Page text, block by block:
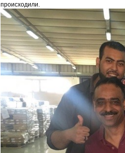
происходили.